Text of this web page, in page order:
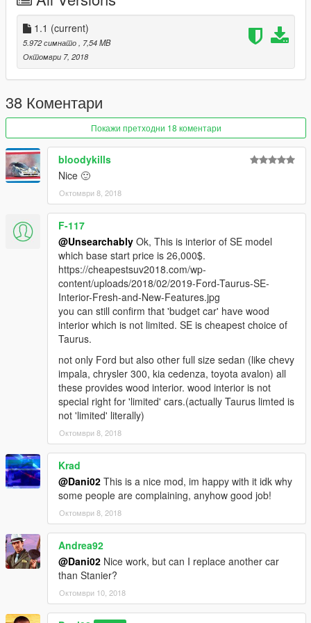
1.1 (current)
5.972 симнато
, 7,54 MB
Октомври 7, 2018
38 Коментари
Покажи претходни 18 коментари
bloodykills
Nice 🙂
Октомври 8, 2018
F-117
@Unsearchably Ok, This is interior of SE model
which base start price is 26,000$.
https://cheapestsuv2018.com/wp-
content/uploads/2018/02/2019-Ford-Taurus-SE-
Interior-Fresh-and-New-Features.jpg
you can still confirm that 'budget car' have wood
interior which is not limited. SE is cheapest choice of
Taurus.
not only Ford but also other full size sedan (like chevy
impala, chrysler 300, kia cedenza, toyota avalon) all
these provides wood interior. wood interior is not
special right for 'limited' cars.(actually Taurus limted is
not 'limited' literally)
Октомври 8, 2018
Krad
@Dani02 This is a nice mod, im happy with it idk why
some people are complaining, anyhow good job!
Октомври 8, 2018
Andrea92
@Dani02 Nice work, but can I replace another car
than Stanier?
Октомври 10, 2018